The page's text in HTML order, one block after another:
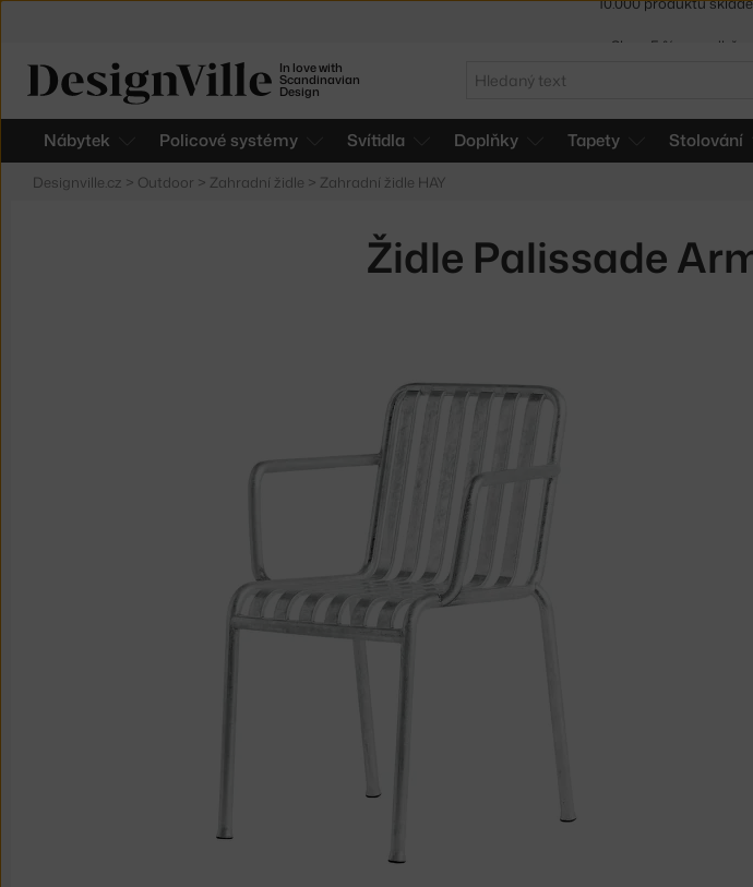
In love with
Scandinavian
Design
Hledat
Nábytek Policové systémy Svítidla Doplňky Tapety Stolování
Designville.cz > Outdoor > Zahradní židle > Zahradní židle HAY
Židle Palissade